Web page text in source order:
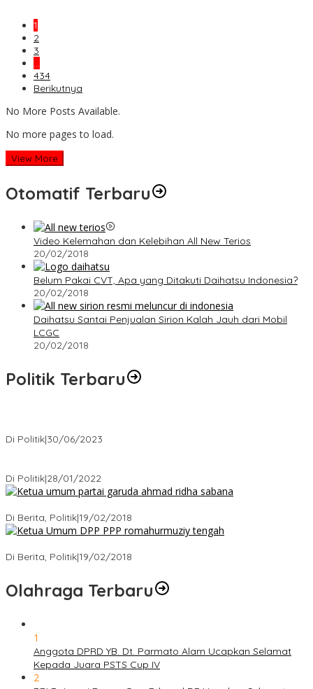
1
2
3
…
434
Berikutnya
No More Posts Available.
No more pages to load.
View More
Otomatif Terbaru
Video Kelemahan dan Kelebihan All New Terios
20/02/2018
Belum Pakai CVT, Apa yang Ditakuti Daihatsu Indonesia?
20/02/2018
Daihatsu Santai Penjualan Sirion Kalah Jauh dari Mobil
LCGC
20/02/2018
Politik Terbaru
Di Politik|30/06/2023
Di Politik|28/01/2022
Di Berita, Politik|19/02/2018
Di Berita, Politik|19/02/2018
Olahraga Terbaru
1
Anggota DPRD YB. Dt. Parmato Alam Ucapkan Selamat
Kepada Juara PSTS Cup IV
2